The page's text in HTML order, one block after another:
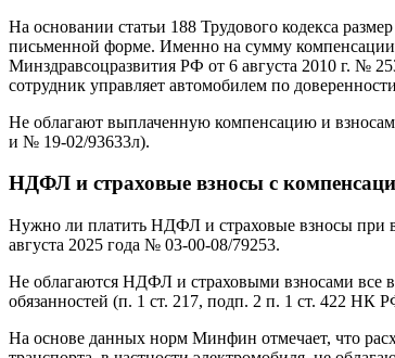
На основании статьи 188 Трудового кодекса
письменной форме. Именно на сумму
Минздравсоцразвития РФ от 6 августа 2010 г. №
сотрудник управляет автомобилем по
Не облагают выплаченную компенсацию и
и № 19-02/93633л).
НДФЛ и страховые взносы с
Нужно ли платить НДФЛ и страховые взносы при
августа 2025 года № 03-00-08/79253.
Не облагаются НДФЛ и страховыми взносами все
обязанностей (п. 1 ст. 217, подп. 2 п. 1 ст. 422 НК
На основе данных норм Минфин отмечает, что